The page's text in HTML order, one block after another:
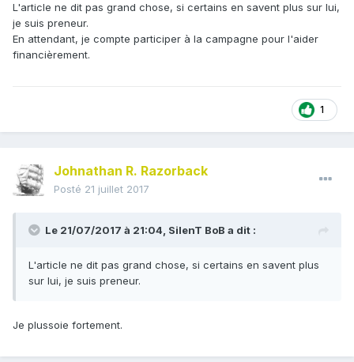
L'article ne dit pas grand chose, si certains en savent plus sur lui,
je suis preneur.
En attendant, je compte participer à la campagne pour l'aider
financièrement.
1
Johnathan R. Razorback
Posté 21 juillet 2017
Le 21/07/2017 à 21:04, SilenT BoB a dit :
L'article ne dit pas grand chose, si certains en savent plus
sur lui, je suis preneur.
Je plussoie fortement.